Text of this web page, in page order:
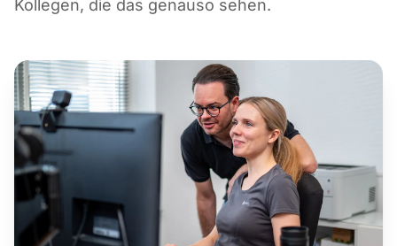
Kollegen, die das genauso sehen.